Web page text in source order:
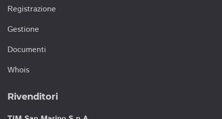
Registrazione
Gestione
Documenti
Whois
Rivenditori